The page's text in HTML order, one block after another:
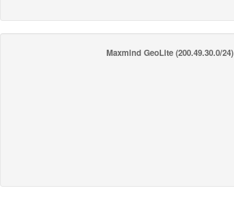
Maxmind GeoLite(200.49.30.0/24)